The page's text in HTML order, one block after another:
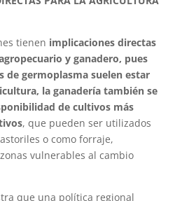
tienen implicaciones directas
y ganadero, pues
de germoplasma suelen estar
la ganadería también se
de cultivos más
, que pueden ser utilizados
o como forraje,
vulnerables al cambio
que una política regional